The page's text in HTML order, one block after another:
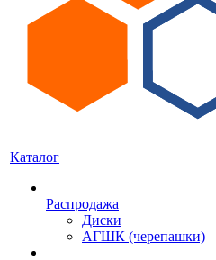
Каталог
Распродажа
Диски
АГШК (черепашки)